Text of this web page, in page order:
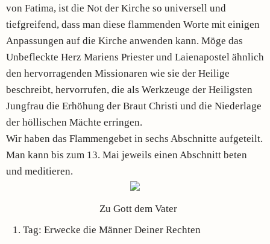
von Fatima, ist die Not der Kirche so universell und
tiefgreifend, dass man diese flammenden Worte mit einigen
Anpassungen auf die Kirche anwenden kann. Möge das
Unbefleckte Herz Mariens Priester und Laienapostel ähnlich
den hervorragenden Missionaren wie sie der Heilige
beschreibt, hervorrufen, die als Werkzeuge der Heiligsten
Jungfrau die Erhöhung der Braut Christi und die Niederlage
der höllischen Mächte erringen.
Wir haben das Flammengebet in sechs Abschnitte aufgeteilt.
Man kann bis zum 13. Mai jeweils einen Abschnitt beten
und meditieren.
Zu Gott dem Vater
1. Tag: Erwecke die Männer Deiner Rechten